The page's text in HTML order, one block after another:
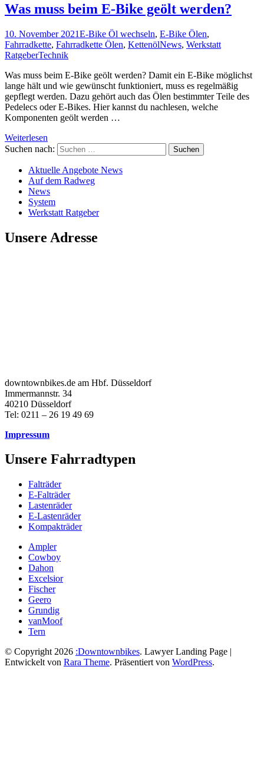
Was muss beim E-Bike geölt werden?
10. November 2021E-Bike Öl wechseln, E-Bike Ölen,
Fahrradkette, Fahrradkette Ölen, KettenölNews, Werkstatt
RatgeberTechnik
Was muss beim E-Bike geölt werden? Damit ein E-Bike möglichst
lange hält und wie gewünscht funktioniert, muss es regelmäßig
gepflegt werden. Dazu gehört auch das Ölen bestimmter Teile des
Pedelecs oder E-Bikes. Hier kannst du nachlesen, welche
Komponenten geölt werden …
Weiterlesen
Suchen nach:
Aktuelle Angebote News
Auf dem Radweg
News
System
Werkstatt Ratgeber
Unsere Adresse
downtownbikes.de am Hbf. Düsseldorf
Immermannstr. 34
40210 Düsseldorf
Tel: 0211 – 26 19 49 69
Impressum
Unsere Fahrradtypen
Falträder
E-Falträder
Lastenräder
E-Lastenräder
Kompakträder
Ampler
Cowboy
Dahon
Excelsior
Fischer
Geero
Grundig
vanMoof
Tern
© Copyright 2026 :Downtownbikes. Lawyer Landing Page |
Entwickelt von Rara Theme. Präsentiert von WordPress.